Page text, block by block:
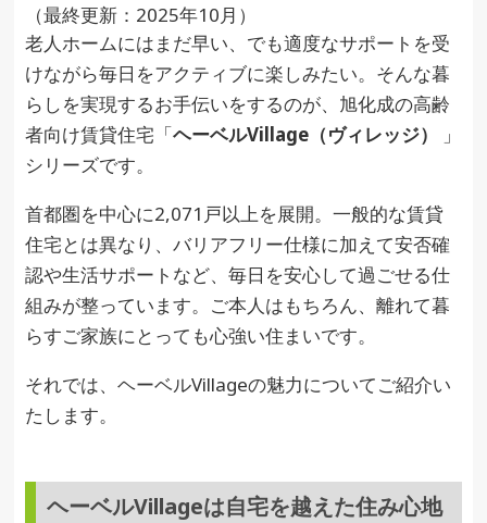
（最終更新：2025年10月）
老人ホームにはまだ早い、でも適度なサポートを受
けながら毎日をアクティブに楽しみたい。そんな暮
らしを実現するお手伝いをするのが、旭化成の高齢
者向け賃貸住宅「ヘーベルVillage（ヴィレッジ）
」
シリーズです。
首都圏を中心に2,071戸以上を展開。一般的な賃貸
住宅とは異なり、バリアフリー仕様に加えて安否確
認や生活サポートなど、毎日を安心して過ごせる仕
組みが整っています。ご本人はもちろん、離れて暮
らすご家族にとっても心強い住まいです。
それでは、ヘーベルVillageの魅力についてご紹介い
たします。
ヘーベルVillageは自宅を越えた住み心地